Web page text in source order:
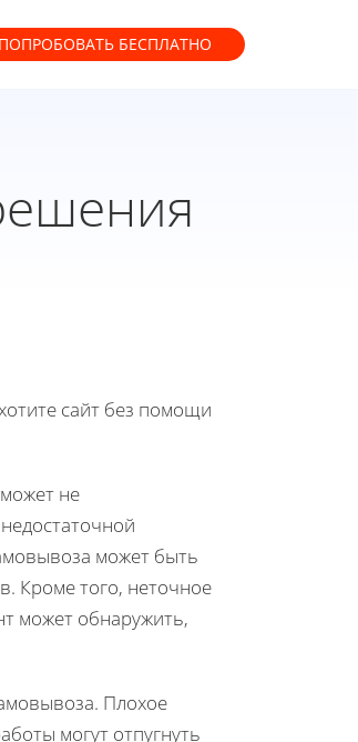
ПОПРОБОВАТЬ БЕСПЛАТНО
сайт без помощи
не
может быть
Кроме того, неточное
может обнаружить,
Плохое
могут отпугнуть